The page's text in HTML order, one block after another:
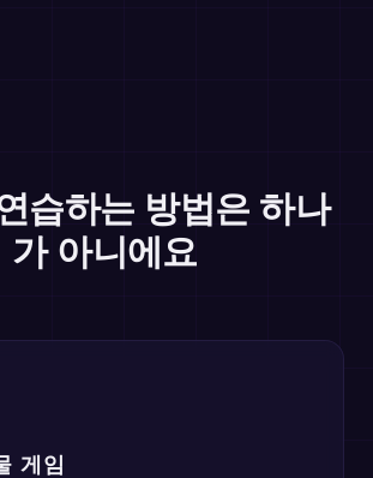
습하는 방법은 하나
가 아니에요
게임